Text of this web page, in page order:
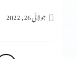
حدیںجولائی 26, 2022